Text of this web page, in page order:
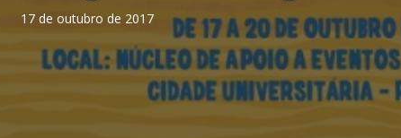
17 de outubro de 2017